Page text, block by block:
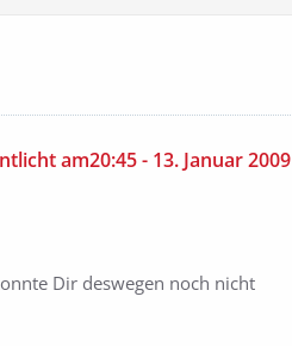
am20:45 - 13. Januar 2009
Dir deswegen noch nicht